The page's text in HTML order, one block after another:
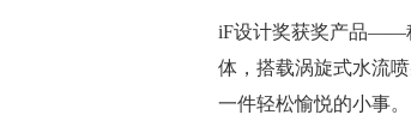
iF设计奖获奖产品——
体，搭载涡旋式水流
一件轻松愉悦的小事。